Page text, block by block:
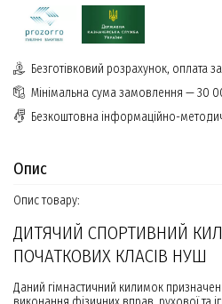
Безготівковий розрахунок, оплата
Мінімальна сума замовлення — 30
Безкоштовна інформаційно-
Опис
Опис товару:
ДИТЯЧИЙ СПОРТИВНИЙ
ПОЧАТКОВИХ КЛАСІВ НУШ
Даний гімнастичний килимок